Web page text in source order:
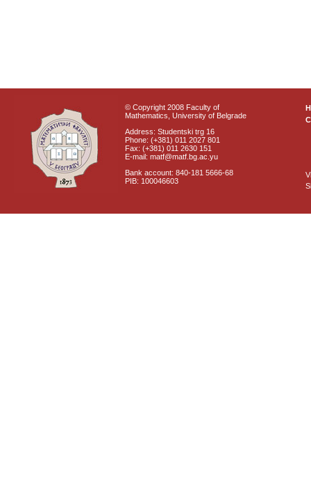
© Copyright 2008 Faculty of
Mathematics, University of Belgrade
Address: Studentski trg 16
Phone: (+381) 011 2027 801
Fax: (+381) 011 2630 151
E-mail: matf@matf.bg.ac.yu
Bank account: 840-181 5666-68
PIB: 100046603